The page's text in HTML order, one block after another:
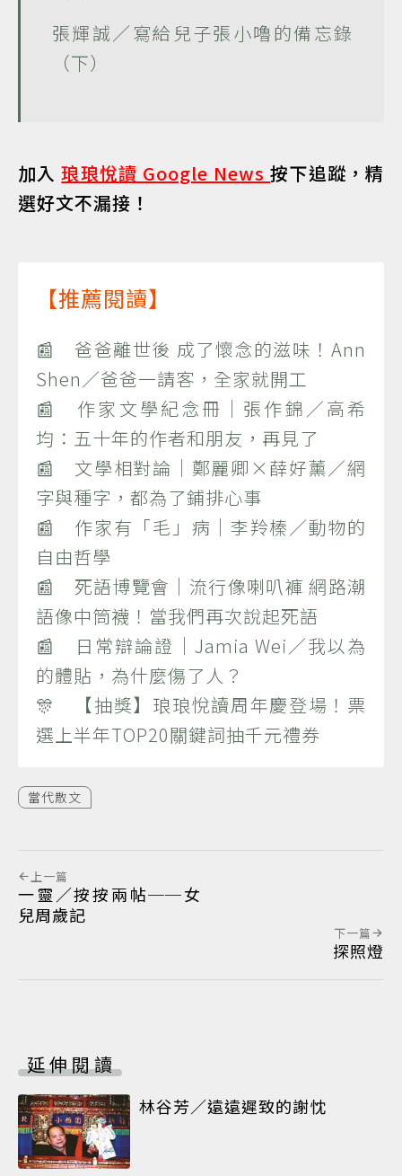
張輝誠／寫給兒子張小嚕的備忘錄
（下）
加入琅琅悅讀 Google News按下追蹤，精
選好文不漏接！
【推薦閱讀】
📰 爸爸離世後 成了懷念的滋味！Ann
Shen／爸爸一請客，全家就開工
📰 作家文學紀念冊｜張作錦／高希
均：五十年的作者和朋友，再見了
📰 文學相對論｜鄭麗卿×薛好薰／網
字與種字，都為了鋪排心事
📰 作家有「毛」病｜李羚榛／動物的
自由哲學
📰 死語博覽會｜流行像喇叭褲 網路潮
語像中筒襪！當我們再次說起死語
📰 日常辯論證｜Jamia Wei／我以為
的體貼，為什麼傷了人？
🎊 【抽獎】琅琅悅讀周年慶登場！票
選上半年TOP20關鍵詞抽千元禮券
當代散文
上一篇
一靈／按按兩帖──女
兒周歲記
下一篇
探照燈
延伸閱讀
林谷芳／遠遠遲致的謝忱